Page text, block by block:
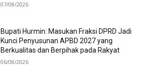
07/08/2026
Bupati Hurmin: Masukan Fraksi DPRD Jadi
Kunci Penyusunan APBD 2027 yang
Berkualitas dan Berpihak pada Rakyat
06/08/2026